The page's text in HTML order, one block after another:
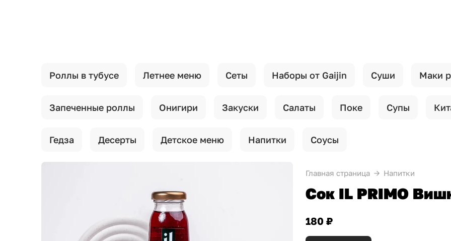
Роллы в тубусе Летнее меню Сеты Наборы от Gaijin Суши Маки
Запеченные роллы Онигири Закуски Салаты Поке Супы
Гедза Десерты Детское меню Напитки Соусы
Главная страница Напитки
Сок IL PRIMO
180 ₽